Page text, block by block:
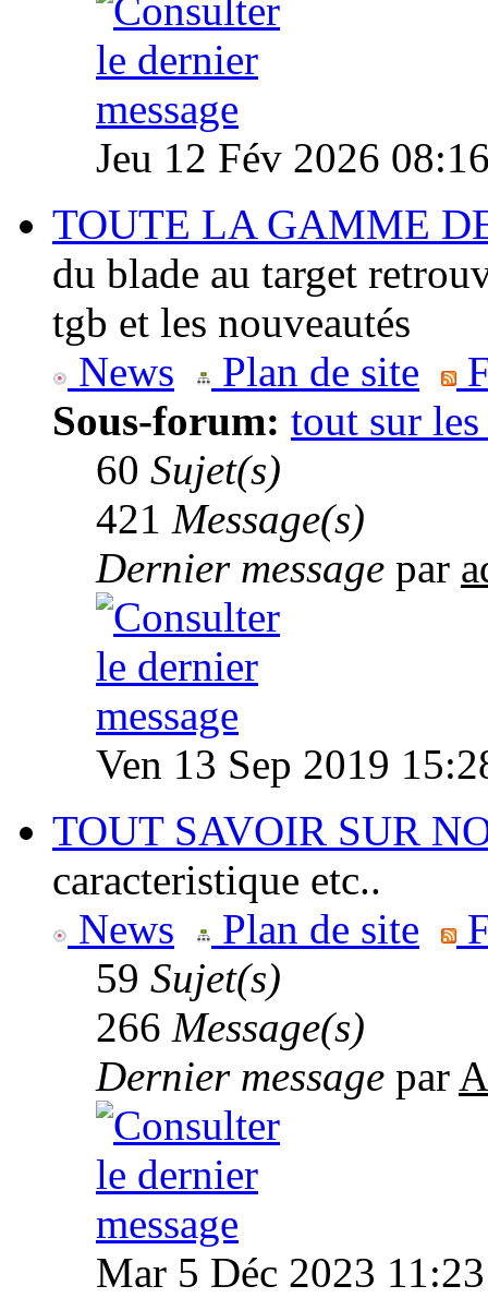
Jeu 12 Fév 2026
TOUTE LA GAMME
du blade au target
tgb et les nouveautés
News
Plan de site
Sous-forum: tout sur
60 Sujet(s)
421 Message(s)
Dernier message par
Ven 13 Sep 2019
TOUT SAVOIR SUR
caracteristique etc..
News
Plan de site
59 Sujet(s)
266 Message(s)
Dernier message par
Mar 5 Déc 2023 11:23